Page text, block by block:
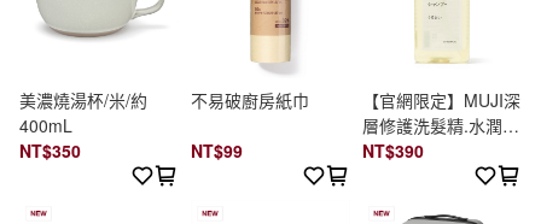
美濃燒湯杯/米/約
400mL
NT$350
不易破廚房紙巾
NT$99
【官網限定】MUJI深
層修護洗髮精.水潤保
濕/400ml
NT$390